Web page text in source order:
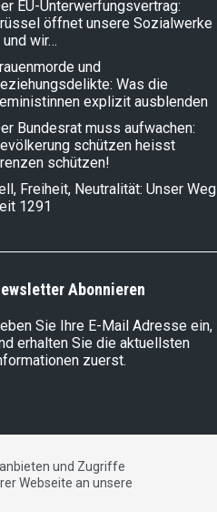
EU-Unterwerfungsvertrag:
öffnet unsere Sozialwerke
und wir…
und
Was die
explizit ausblenden
Bundesrat muss aufwachen:
schützen heisst
schützen!
Freiheit, Neutralität: Unser Weg
1291
Abonnieren
Sie Ihre E-Mail Adresse ein,
erhalten Sie die aktuellsten
zuerst.
FR IT
und Zugriffe
Webseite an unsere